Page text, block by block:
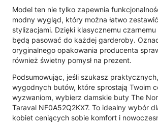
Model ten nie tylko zapewnia
modny wygląd, który można łatwo
stylizacjami. Dzięki klasycznemu
będą pasować do każdej garderoby.
oryginalnego opakowania producenta
również świetny pomysł na prezent.
Podsumowując, jeśli szukasz
wygodnych butów, które sprostają Twoim
wyzwaniom, wybierz damskie buty The
Taraval NF0A52Q2KX7. To idealny wybór
kobiet ceniących sobie komfort i